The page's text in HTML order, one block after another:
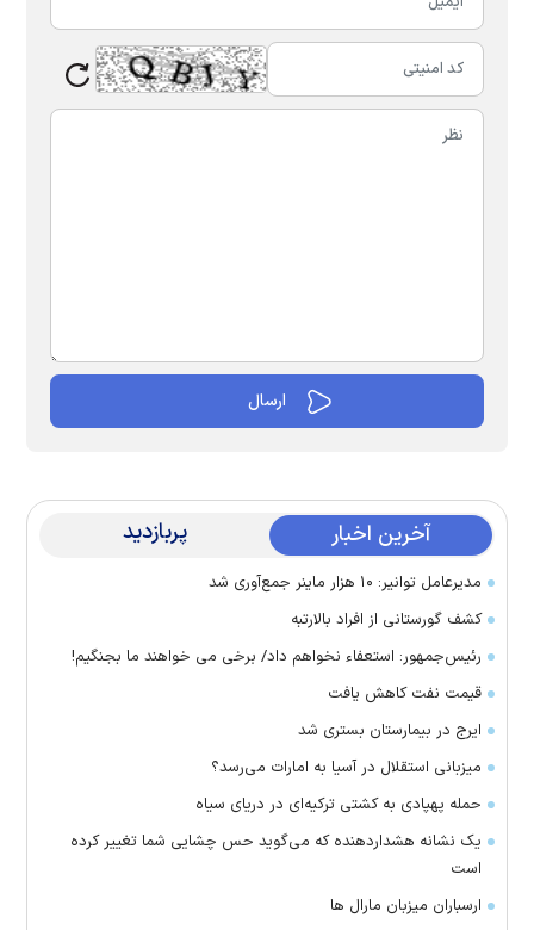
آخرین اخبار پربازدید
مدیرعامل توانیر: ۱۰ هزار ماینر جمع‌آوری شد
کشف گورستانی از افراد بالارتبه
رئیس‌جمهور: استعفاء نخواهم داد/ برخی می خواهند ما بجنگیم!
قیمت نفت کاهش یافت
ایرج در بیمارستان بستری شد
میزبانی استقلال در آسیا به امارات می‌رسد؟
حمله پهپادی به کشتی ترکیه‌ای در دریای سیاه
یک نشانه هشداردهنده که می‌گوید حس چشایی شما تغییر کرده
است
ارسباران میزبان مارال ها